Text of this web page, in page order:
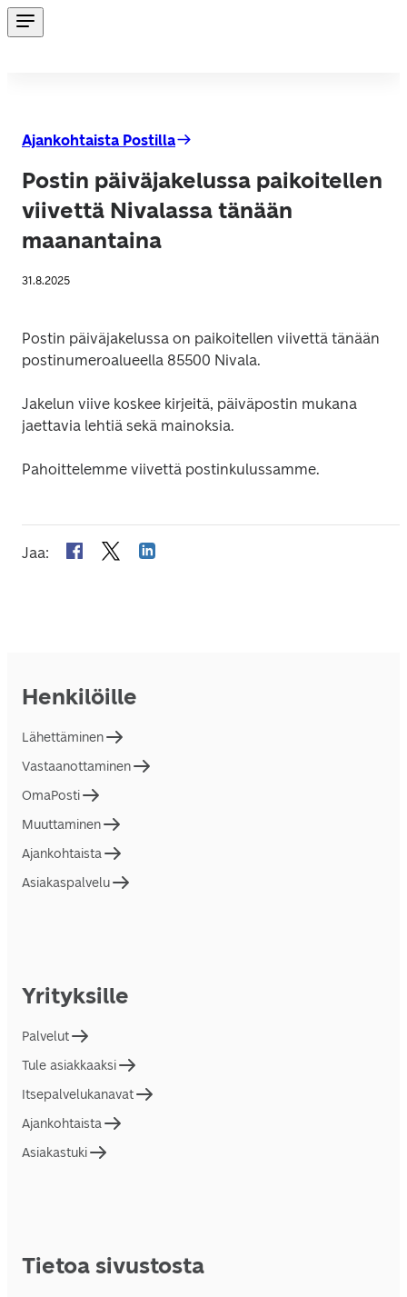
Ajankohtaista Postilla
Postin päiväjakelussa paikoitellen
viivettä Nivalassa tänään
maanantaina
31.8.2025
Postin päiväjakelussa on paikoitellen viivettä tänään
postinumeroalueella 85500 Nivala.
Jakelun viive koskee kirjeitä, päiväpostin mukana
jaettavia lehtiä sekä mainoksia.
Pahoittelemme viivettä postinkulussamme.
Jaa:
Henkilöille
Lähettäminen
Vastaanottaminen
OmaPosti
Muuttaminen
Ajankohtaista
Asiakaspalvelu
Yrityksille
Palvelut
Tule asiakkaaksi
Itsepalvelukanavat
Ajankohtaista
Asiakastuki
Tietoa sivustosta